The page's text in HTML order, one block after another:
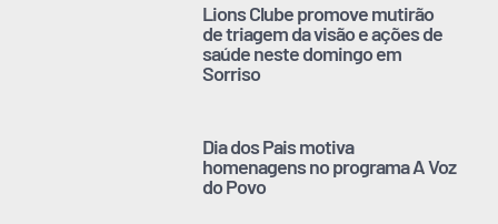
Lions Clube promove mutirão
de triagem da visão e ações de
saúde neste domingo em
Sorriso
Dia dos Pais motiva
homenagens no programa A Voz
do Povo